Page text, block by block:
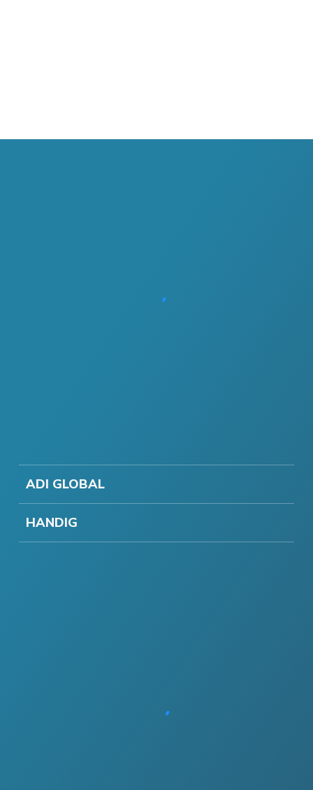
ADI GLOBAL
HANDIG